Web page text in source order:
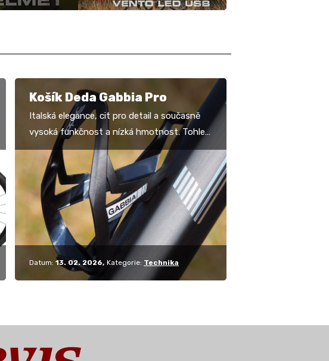
Košík Deda Gabbia Pro
Italská elegance, cit pro detail a současně
vysoká funkčnost a nízká hmotnost. Tohle
všechno lze ukrýt v tak jednoduchém
doplňku, jakým je…
Datum: 13. 02. 2026 Kategorie: Technika